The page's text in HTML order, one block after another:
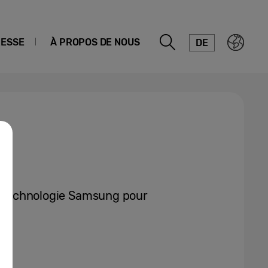
À PROPOS DE NOUS DE
Samsung pour